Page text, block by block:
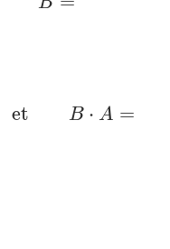
et B ⋅ A =